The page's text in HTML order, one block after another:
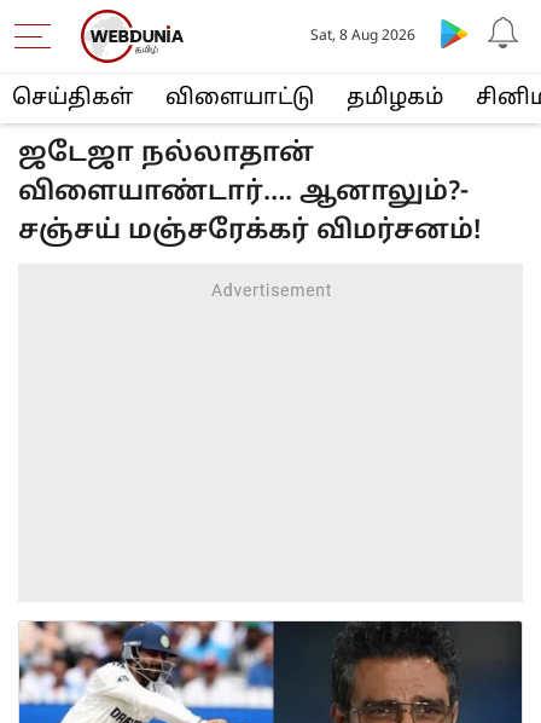
செய்திகள் விளையா‌ட்டு த‌மிழக‌ம்
Sat, 8 Aug 2026
ஜடேஜா நல்லாதான்
விளையாண்டார்…. ஆனாலும்?-
சஞ்சய் மஞ்சரேக்கர் விமர்சனம்!